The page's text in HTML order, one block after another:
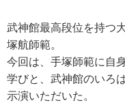
武神館最高段位を持つ
塚航師範。
今回は、手塚師範に自
学びと、武神館のいろ
示演いただいた。